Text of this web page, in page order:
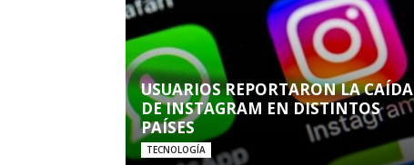
USUARIOS REPORTARON LA CAÍDA
DE INSTAGRAM EN DISTINTOS
PAÍSES
TECNOLOGÍA